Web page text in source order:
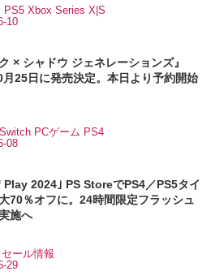
10
PS5 Xbox Series X|S
× シャドウ ジェネレーションズ』
25日に発売決定。本日より予約開始
08
PCゲーム PS4
Play 2024｣ PS StoreでPS4／PS5タイ
70％オフに。24時間限定フラッシュ
施へ
29
セール情報